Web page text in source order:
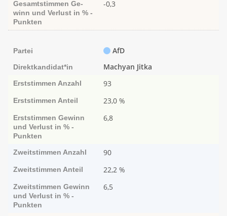
Gesamtstimmen Ge­­
winn und Ver­­lust in % -
Punk­ten
-0,3
Partei AfD
Direktkandidat*in Machyan Jitka
Erststimmen Anzahl 93
Erststimmen Anteil 23,0 %
Erststimmen Ge­­winn
und Ver­­lust in % -
Punk­ten
6,8
Zweitstimmen Anzahl 90
Zweitstimmen Anteil 22,2 %
Zweitstimmen Ge­­winn
und Ver­­lust in % -
Punk­ten
6,5